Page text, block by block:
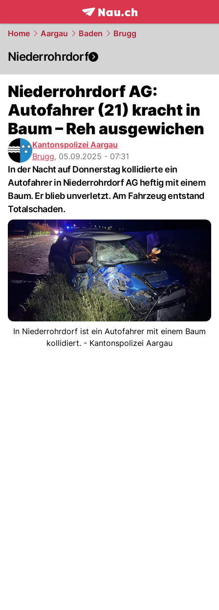
frontpage.NAU.ch
Home Aargau Baden Brugg
Niederrohrdorf
Niederrohrdorf AG:
Autofahrer (21) kracht in
Baum – Reh ausgewichen
Kantonspolizei Aargau
Brugg, 05.09.2025 - 07:31
In der Nacht auf Donnerstag kollidierte ein
Autofahrer in Niederrohrdorf AG heftig mit einem
Baum. Er blieb unverletzt. Am Fahrzeug entstand
Totalschaden.
In Niederrohrdorf ist ein Autofahrer mit einem Baum
kollidiert. - Kantonspolizei Aargau